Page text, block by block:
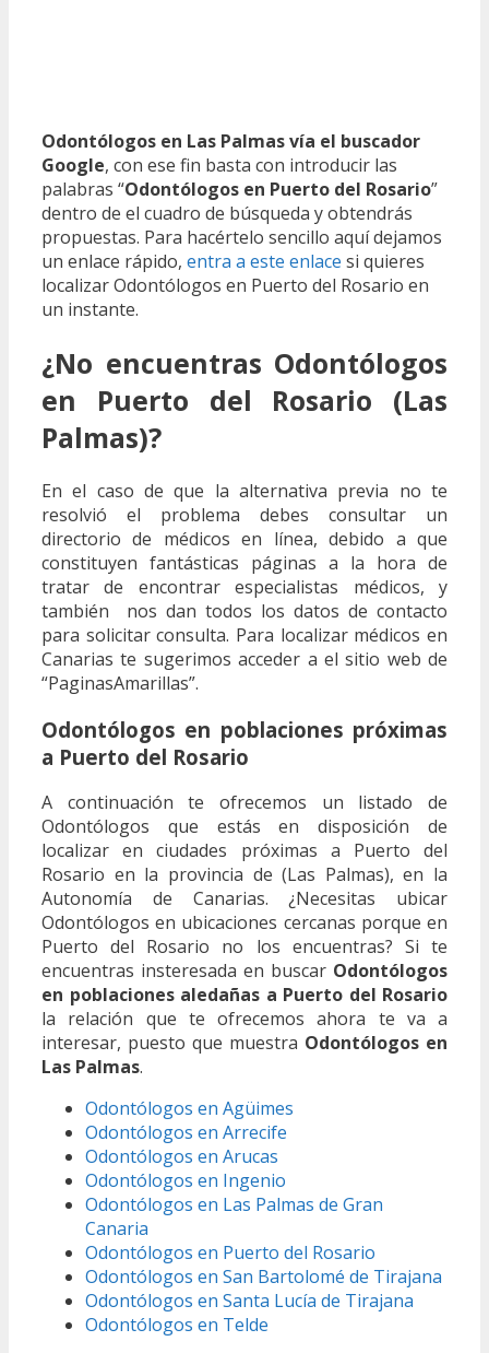
Odontólogos en Las Palmas vía el buscador
Google, con ese fin basta con introducir las
palabras “Odontólogos en Puerto del Rosario”
dentro de el cuadro de búsqueda y obtendrás
propuestas. Para hacértelo sencillo aquí dejamos
un enlace rápido, entra a este enlace si quieres
localizar Odontólogos en Puerto del Rosario en
un instante.
¿No encuentras Odontólogos
en Puerto del Rosario (Las
Palmas)?
En el caso de que la alternativa previa no te
resolvió el problema debes consultar un
directorio de médicos en línea, debido a que
constituyen fantásticas páginas a la hora de
tratar de encontrar especialistas médicos, y
también nos dan todos los datos de contacto
para solicitar consulta. Para localizar médicos en
Canarias te sugerimos acceder a el sitio web de
“PaginasAmarillas”.
Odontólogos en poblaciones próximas
a Puerto del Rosario
A continuación te ofrecemos un listado de
Odontólogos que estás en disposición de
localizar en ciudades próximas a Puerto del
Rosario en la provincia de (Las Palmas), en la
Autonomía de Canarias. ¿Necesitas ubicar
Odontólogos en ubicaciones cercanas porque en
Puerto del Rosario no los encuentras? Si te
encuentras insteresada en buscar Odontólogos
en poblaciones aledañas a Puerto del Rosario
la relación que te ofrecemos ahora te va a
interesar, puesto que muestra Odontólogos en
Las Palmas.
Odontólogos en Agüimes
Odontólogos en Arrecife
Odontólogos en Arucas
Odontólogos en Ingenio
Odontólogos en Las Palmas de Gran
Canaria
Odontólogos en Puerto del Rosario
Odontólogos en San Bartolomé de Tirajana
Odontólogos en Santa Lucía de Tirajana
Odontólogos en Telde